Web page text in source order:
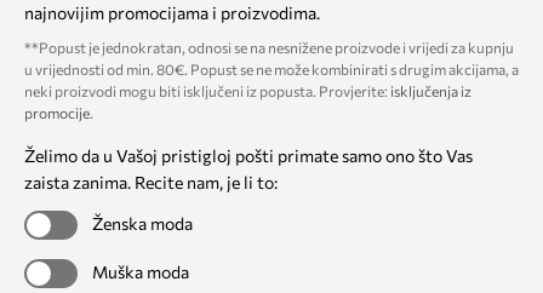
najnovijim promocijama i proizvodima.
**Popust je jednokratan, odnosi se na nesnižene proizvode i vrijedi za kupnju
u vrijednosti od min. 80€. Popust se ne može kombinirati s drugim akcijama, a
neki proizvodi mogu biti isključeni iz popusta. Provjerite: isključenja iz
promocije.
Želimo da u Vašoj pristigloj pošti primate samo ono što Vas
zaista zanima. Recite nam, je li to:
Ženska moda
Muška moda